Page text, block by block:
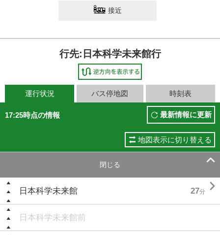
接近
行先:日本科学未来館行
運行状況 バス停地図 時刻表
17:25時点の情報 最新情報に更新
地図表示に切り替える
閉じる 
日本科学未来館 27分 
日本科学未来館前